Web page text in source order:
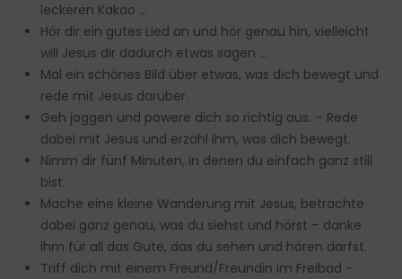
leckeren Kakao …
Hör dir ein gutes Lied an und hör genau hin, vielleicht
will Jesus dir dadurch etwas sagen …
Mal ein schönes Bild über etwas, was dich bewegt und
rede mit Jesus darüber.
Geh joggen und powere dich so richtig aus. – Rede
dabei mit Jesus und erzähl ihm, was dich bewegt.
Nimm dir fünf Minuten, in denen du einfach ganz still
bist.
Mache eine kleine Wanderung mit Jesus, betrachte
dabei ganz genau, was du siehst und hörst – danke
ihm für all das Gute, das du sehen und hören darfst.
Triff dich mit einem Freund/Freundin im Freibad –